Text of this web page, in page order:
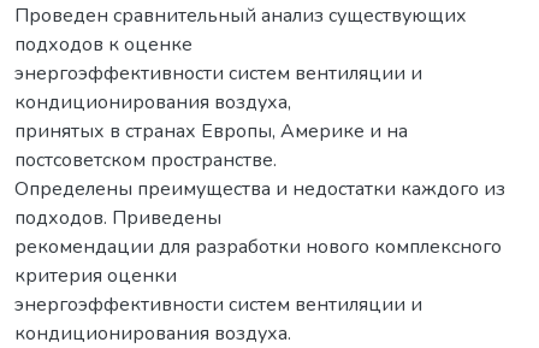
Проведен сравнительный анализ существующих
подходов к оценке
энергоэффективности систем вентиляции и
кондиционирования воздуха,
принятых в странах Европы, Америке и на
постсоветском пространстве.
Определены преимущества и недостатки каждого из
подходов. Приведены
рекомендации для разработки нового комплексного
критерия оценки
энергоэффективности систем вентиляции и
кондиционирования воздуха.